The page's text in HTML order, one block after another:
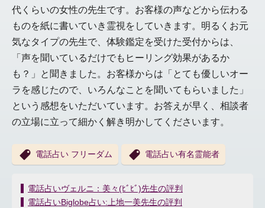
代くらいの女性の先生です。お客様の声などから伝わる
ものを紙に書いていき霊視をしていきます。明るくお元
気なタイプの先生で、体験鑑定を受けた受付からは、
「声を聞いているだけでもヒーリング効果があるか
も？」と聞きました。お客様からは「とても優しいオー
ラを感じたので、いろんなことを聞いてもらいました」
という感想をいただいています。お答えが早く、相談者
の立場に立って細かく解き明かしてくださいます。
電話占い フリーダム 電話占い有名霊能者
投
稿
電話占いヴェルニ：美々(ﾋﾞﾋﾞ)先生の評判
電話占いBiglobe占い:上地一美先生の評判